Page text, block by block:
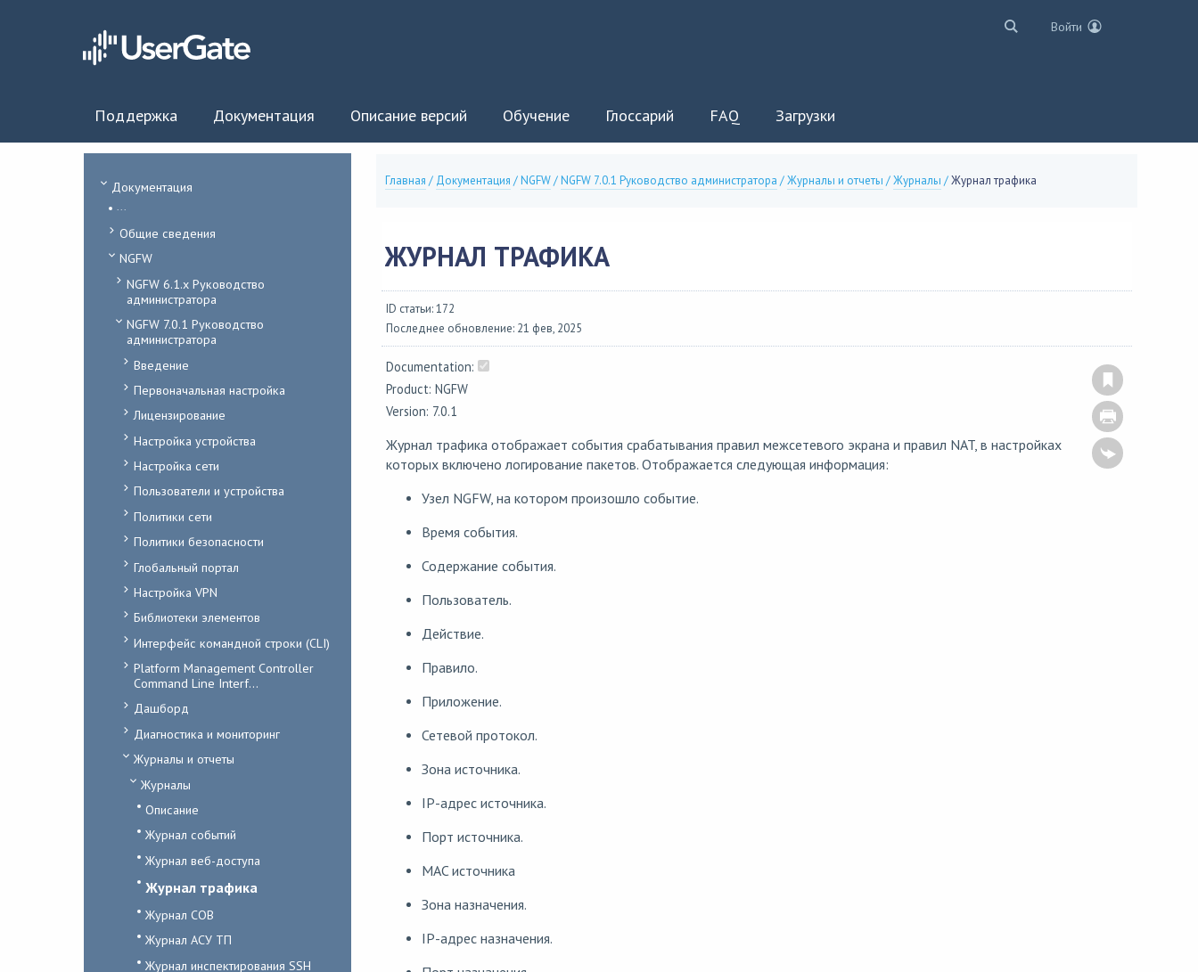
Войти
Поддержка Документация Описание версий Обучение Глоссарий FAQ Загрузки
Документация
...
Общие сведения
NGFW
NGFW 6.1.x Руководство
администратора
NGFW 7.0.1 Руководство
администратора
Введение
Первоначальная настройка
Лицензирование
Настройка устройства
Настройка сети
Пользователи и устройства
Политики сети
Политики безопасности
Глобальный портал
Настройка VPN
Библиотеки элементов
Интерфейс командной строки (CLI)
Platform Management Controller
Command Line Interf...
Дашборд
Диагностика и мониторинг
Журналы и отчеты
Журналы
Описание
Журнал событий
Журнал веб-доступа
Журнал трафика
Журнал СОВ
Журнал АСУ ТП
Журнал инспектирования SSH
Главная / Документация /NGFW/NGFW 7.0.1 Руководство администратора /Журналы и отчеты /Журналы /Журнал трафика
ЖУРНАЛ ТРАФИКА
ID статьи: 172
Последнее обновление: 21 фев, 2025
Documentation:
Product: NGFW
Version: 7.0.1
Журнал трафика отображает события срабатывания правил межсетевого экрана и правил NAT, в настройках
которых включено логирование пакетов. Отображается следующая информация:
Узел NGFW, на котором произошло событие.
Время события.
Содержание события.
Пользователь.
Действие.
Правило.
Приложение.
Сетевой протокол.
Зона источника.
IP-адрес источника.
Порт источника.
MAC источника
Зона назначения.
IP-адрес назначения.